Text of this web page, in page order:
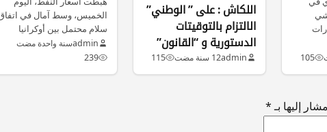
105
اللكاش : على ” الوطني”
الالتزام بالتوقيتات
الدستورية و “القانون”
امام مفترق طرق
admin12 سنة مضت 115
الخميس، وسط آمال في
سلام محتمل بين أوكرانيا
وروسيا…
adminسنة واحدة مضت
239
إليها بـ*